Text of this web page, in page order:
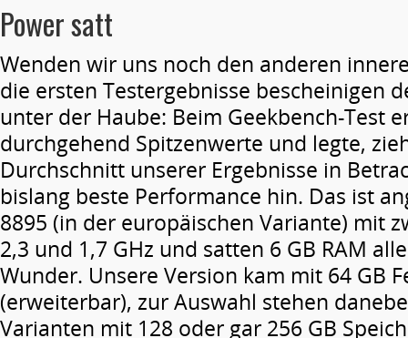
Power satt
Wenden wir uns noch den anderen
die ersten Testergebnisse bescheinigen
unter der Haube: Beim Geekbench-Test
durchgehend Spitzenwerte und legte,
Durchschnitt unserer Ergebnisse in
bislang beste Performance hin. Das ist
8895 (in der europäischen Variante) mit
2,3 und 1,7 GHz und satten 6 GB RAM
Wunder. Unsere Version kam mit 64 GB
(erweiterbar), zur Auswahl stehen
Varianten mit 128 oder gar 256 GB